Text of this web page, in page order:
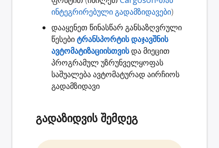
ინტეგრირებული გადამზიდავები)
დააყენეთ წინასწარ განსაზღვრული
წესებიტრანსპორტის დაჯავშნის
ავტომატიზაციისთვისდა მიეცით
პროგრამულ უზრუნველყოფას
საშუალება ავტომატურად აირჩიოს
გადამზიდავი
გადაზიდვის შემდეგ